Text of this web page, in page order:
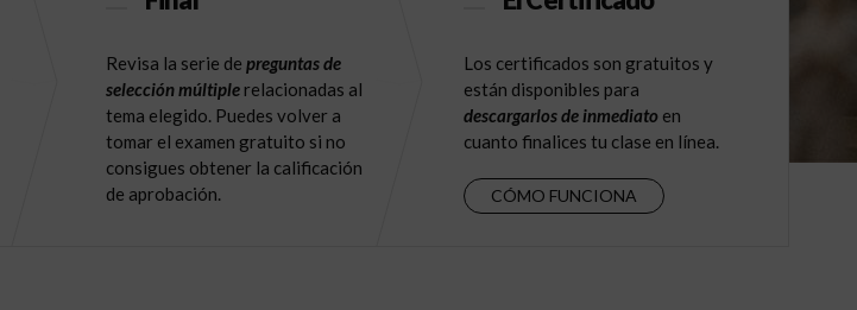
Revisa la serie de preguntas de
selección múltiple relacionadas al
tema elegido. Puedes volver a
tomar el examen gratuito si no
consigues obtener la calificación
de aprobación.
Los certificados son gratuitos y
están disponibles para
descargarlos de inmediato en
cuanto finalices tu clase en línea.
CÓMO FUNCIONA